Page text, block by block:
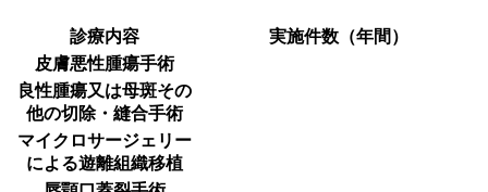
診療内容
実施件数（年間）
皮膚悪性腫瘍手術
良性腫瘍又は母斑その
他の切除・縫合手術
マイクロサージェリー
による遊離組織移植